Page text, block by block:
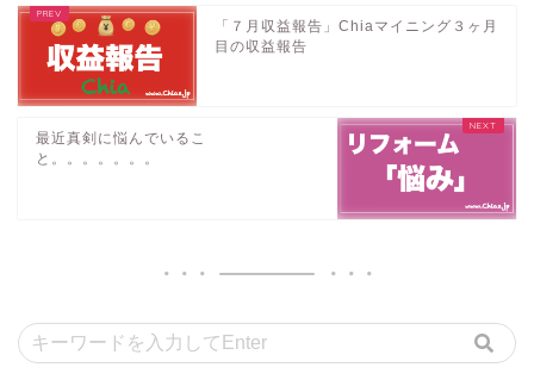
「７月収益報告」Chiaマイニング３ヶ月
目の収益報告
最近真剣に悩んでいるこ
と。。。。。。。